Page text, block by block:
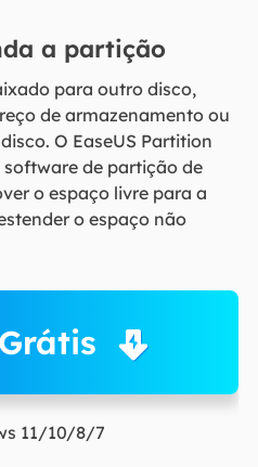
a partição
para outro disco,
de armazenamento ou
O EaseUS Partition
de partição de
o espaço livre para a
o espaço não
11/10/8/7